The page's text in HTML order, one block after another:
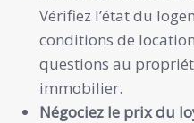
Vérifiez l’état du
conditions de
questions au
immobilier.
Négociez le prix du